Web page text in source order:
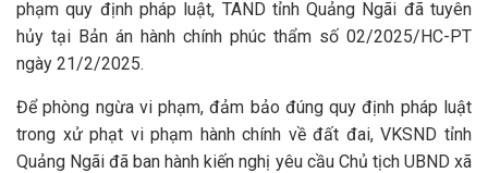
phạm quy định pháp luật, TAND tỉnh Quảng Ngãi đã tuyên
hủy tại Bản án hành chính phúc thẩm số 02/2025/HC-PT
ngày 21/2/2025.
Để phòng ngừa vi phạm, đảm bảo đúng quy định pháp luật
trong xử phạt vi phạm hành chính về đất đai, VKSND tỉnh
Quảng Ngãi đã ban hành kiến nghị yêu cầu Chủ tịch UBND xã